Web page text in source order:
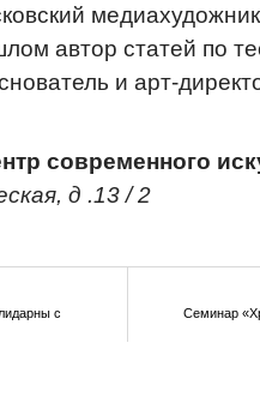
автор статей по
и арт-
современного
д .13 / 2
с
Семинар